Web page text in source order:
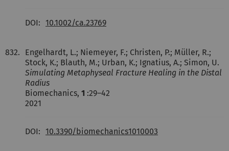
DOI: 10.1002/ca.23769
832.
Engelhardt, L.; Niemeyer, F.; Christen, P.; Müller, R.;
Stock, K.; Blauth, M.; Urban, K.; Ignatius, A.; Simon, U.
Simulating Metaphyseal Fracture Healing in the Distal
Radius
Biomechanics, 1 :29–42
2021
DOI: 10.3390/biomechanics1010003